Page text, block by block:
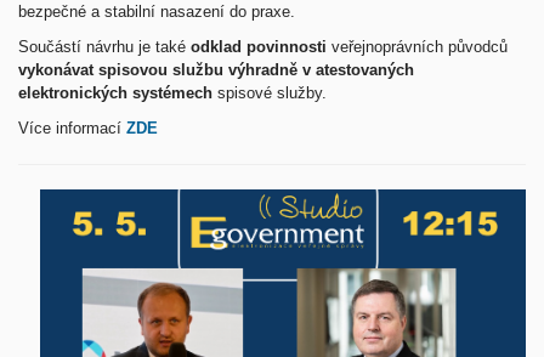
bezpečné a stabilní nasazení do praxe.
Součástí návrhu je také odklad povinnosti veřejnoprávních původců
vykonávat spisovou službu výhradně v atestovaných
elektronických systémech spisové služby.
Více informací ZDE